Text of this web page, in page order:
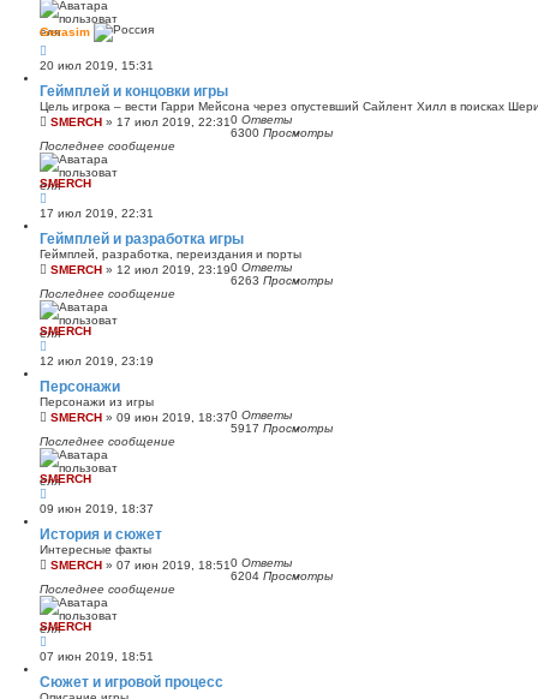
Gerasim
20 июл 2019, 15:31
Геймплей и концовки игры
Цель игрока – вести Гарри Мейсона через опустевший Сайлент Хилл в поисках
SMERCH » 17 июл 2019, 22:310 Ответы
6300 Просмотры
Последнее сообщение
SMERCH
17 июл 2019, 22:31
Геймплей и разработка игры
Геймплей, разработка, переиздания и порты
SMERCH » 12 июл 2019, 23:190 Ответы
6263 Просмотры
Последнее сообщение
SMERCH
12 июл 2019, 23:19
Персонажи
Персонажи из игры
SMERCH » 09 июн 2019, 18:370 Ответы
5917 Просмотры
Последнее сообщение
SMERCH
09 июн 2019, 18:37
История и сюжет
Интересные факты
SMERCH » 07 июн 2019, 18:510 Ответы
6204 Просмотры
Последнее сообщение
SMERCH
07 июн 2019, 18:51
Сюжет и игровой процесс